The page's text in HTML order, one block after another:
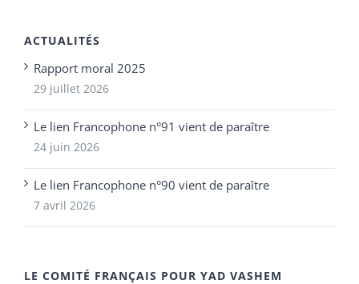
ACTUALITÉS
Rapport moral 2025
29 juillet 2026
Le lien Francophone n°91 vient de paraître
24 juin 2026
Le lien Francophone n°90 vient de paraître
7 avril 2026
LE COMITÉ FRANÇAIS POUR YAD VASHEM